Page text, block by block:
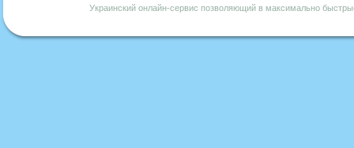
Украинский онлайн-сервис позволяющий в максимально